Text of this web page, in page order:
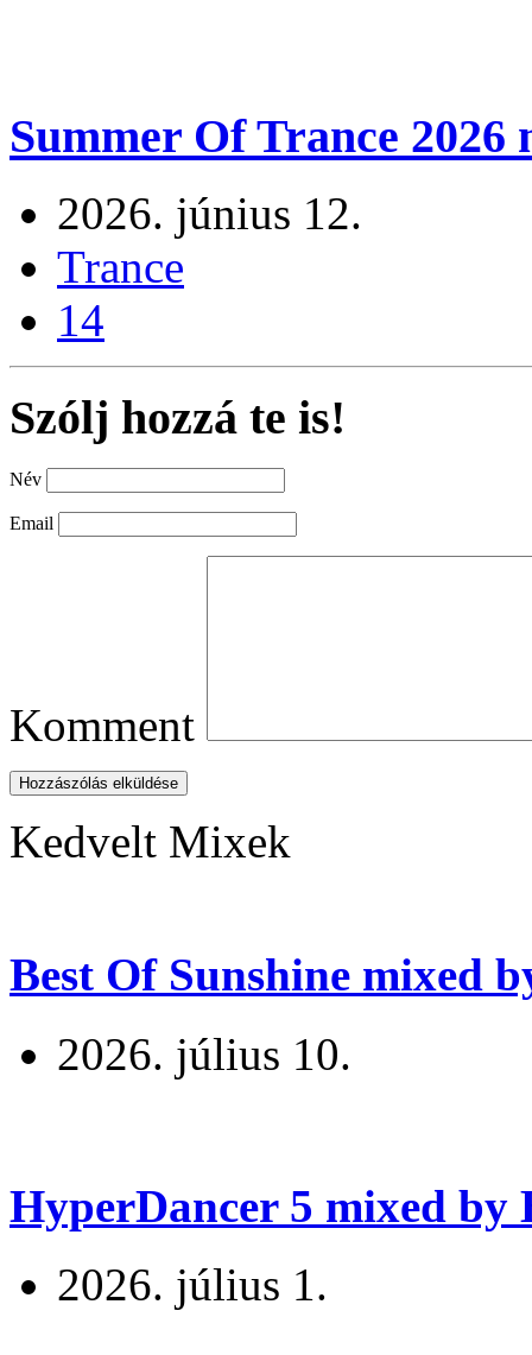
Summer Of Trance
2026. június 12.
Trance
14
Szólj hozzá te is!
Név
Email
Komment
Hozzászólás elküldése
Kedvelt Mixek
Best Of Sunshine mixed
2026. július 10.
HyperDancer 5 mixed by
2026. július 1.